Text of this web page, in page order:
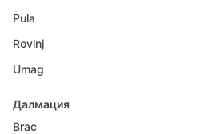
Pula
Rovinj
Umag
Далмация
Brac